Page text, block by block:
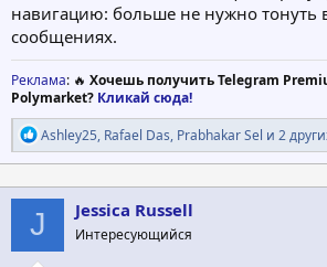
навигацию: больше не нужно тонуть
сообщениях.
Реклама: 🔥 Хочешь получить Telegram
Polymarket? Кликай сюда!
Р
е
а
к
ц
и
и
:
Ashley25, Rafael Das, Prabhakar Sel и 2
J Jessica Russell
Интересующийся